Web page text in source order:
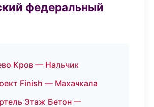
федеральный
Кров — Нальчик
Finish — Махачкала
Этаж Бетон —